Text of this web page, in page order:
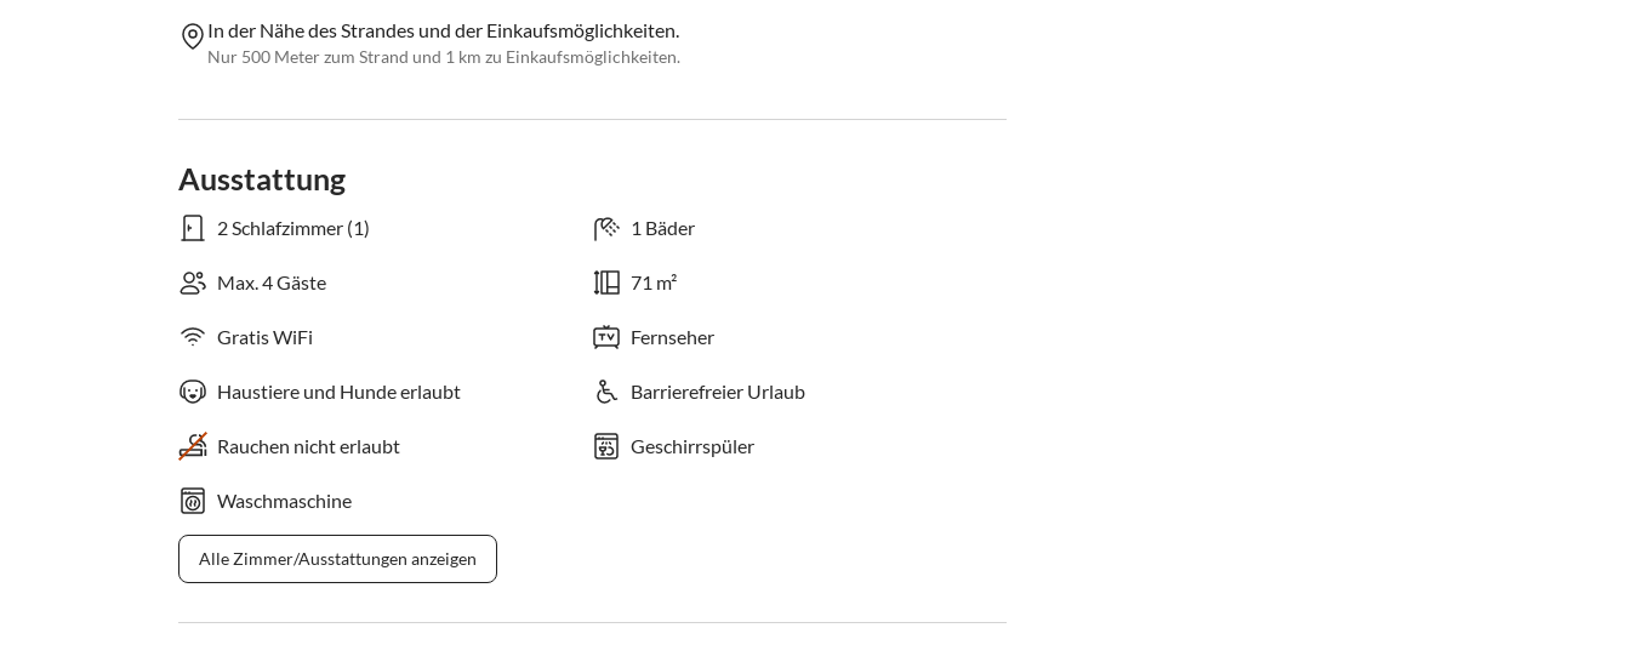
In der Nähe des Strandes und der Einkaufsmöglichkeiten.
Nur 500 Meter zum Strand und 1 km zu Einkaufsmöglichkeiten.
Ausstattung
2 Schlafzimmer (1) 1 Bäder
Max. 4 Gäste 71 m²
Gratis WiFi Fernseher
Haustiere und Hunde erlaubt Barrierefreier Urlaub
Rauchen nicht erlaubt Geschirrspüler
Waschmaschine
Alle Zimmer/Ausstattungen anzeigen